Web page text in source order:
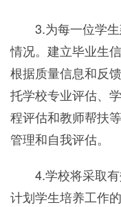
3.为每一位学
情况。建立毕业生
根据质量信息和反
托学校专业评估、
程评估和教师帮扶
管理和自我评估。
4.学校将采取
计划学生培养工作